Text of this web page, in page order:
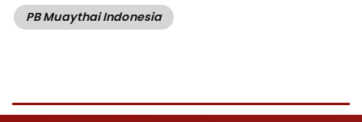
PB Muaythai Indonesia